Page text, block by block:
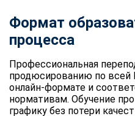
Формат
процесса
Профессиональная
продюсированию по всей
онлайн-формате и
нормативам. Обучение
графику без потери